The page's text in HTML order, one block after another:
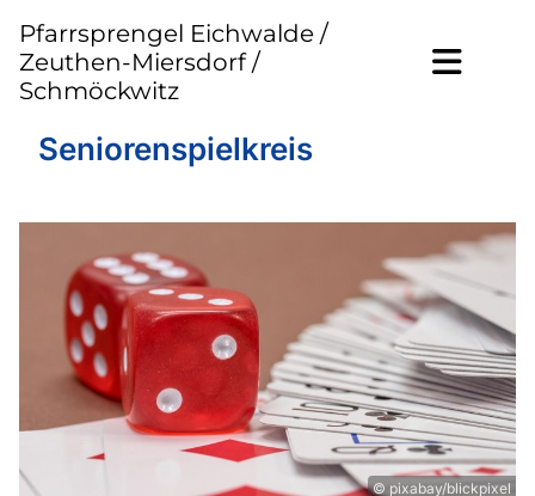
Pfarrsprengel Eichwalde /
Zeuthen-Miersdorf /
Schmöckwitz
Seniorenspielkreis
© pixabay/blickpixel